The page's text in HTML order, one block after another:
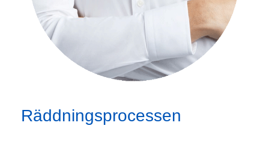
Räddningsprocessen